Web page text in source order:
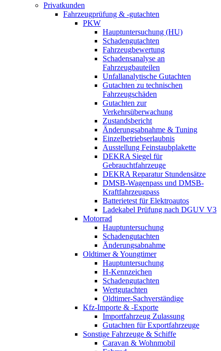
Privatkunden
Fahrzeugprüfung & -gutachten
PKW
Hauptuntersuchung (HU)
Schadengutachten
Fahrzeugbewertung
Schadensanalyse an
Fahrzeugbauteilen
Unfallanalytische Gutachten
Gutachten zu technischen
Fahrzeugschäden
Gutachten zur
Verkehrsüberwachung
Zustandsbericht
Änderungsabnahme & Tuning
Einzelbetriebserlaubnis
Ausstellung Feinstaubplakette
DEKRA Siegel für
Gebrauchtfahrzeuge
DEKRA Reparatur Stundensätze
DMSB-Wagenpass und DMSB-
Kraftfahrzeugpass
Batterietest für Elektroautos
Ladekabel Prüfung nach DGUV V3
Motorrad
Hauptuntersuchung
Schadengutachten
Änderungsabnahme
Oldtimer & Youngtimer
Hauptuntersuchung
H-Kennzeichen
Schadengutachten
Wertgutachten
Oldtimer-Sachverständige
Kfz-Importe & -Exporte
Importfahrzeug Zulassung
Gutachten für Exportfahrzeuge
Sonstige Fahrzeuge & Schiffe
Caravan & Wohnmobil